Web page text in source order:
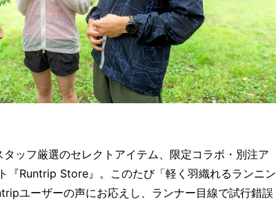
ッフ厳選のセレクトアイテム、限定コラボ・別注ア
『Runtrip Store』。このたび「軽く羽織れるランニン
ユーザーの声にお応えし、ランナー目線で試行錯誤